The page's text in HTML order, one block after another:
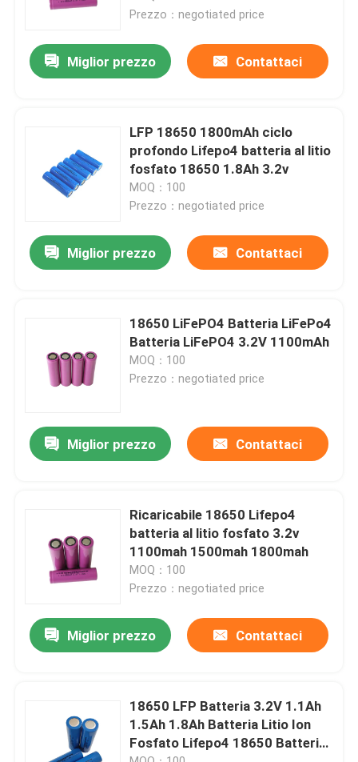
Prodotti
Chi siamo
Controllo di qualità
notizie
Batteria dello ione LiFePO4 del litio
Prezzo：negotiated price
Miglior prezzo Contattaci
LFP 18650 1800mAh ciclo
profondo Lifepo4 batteria al litio
fosfato 18650 1.8Ah 3.2v
MOQ：100
Prezzo：negotiated price
Miglior prezzo Contattaci
18650 LiFePO4 Batteria LiFePo4
Batteria LiFePO4 3.2V 1100mAh
MOQ：100
Prezzo：negotiated price
Miglior prezzo Contattaci
Ricaricabile 18650 Lifepo4
batteria al litio fosfato 3.2v
1100mah 1500mah 1800mah
MOQ：100
Prezzo：negotiated price
Miglior prezzo Contattaci
18650 LFP Batteria 3.2V 1.1Ah
1.5Ah 1.8Ah Batteria Litio Ion
Fosfato Lifepo4 18650 Batteria